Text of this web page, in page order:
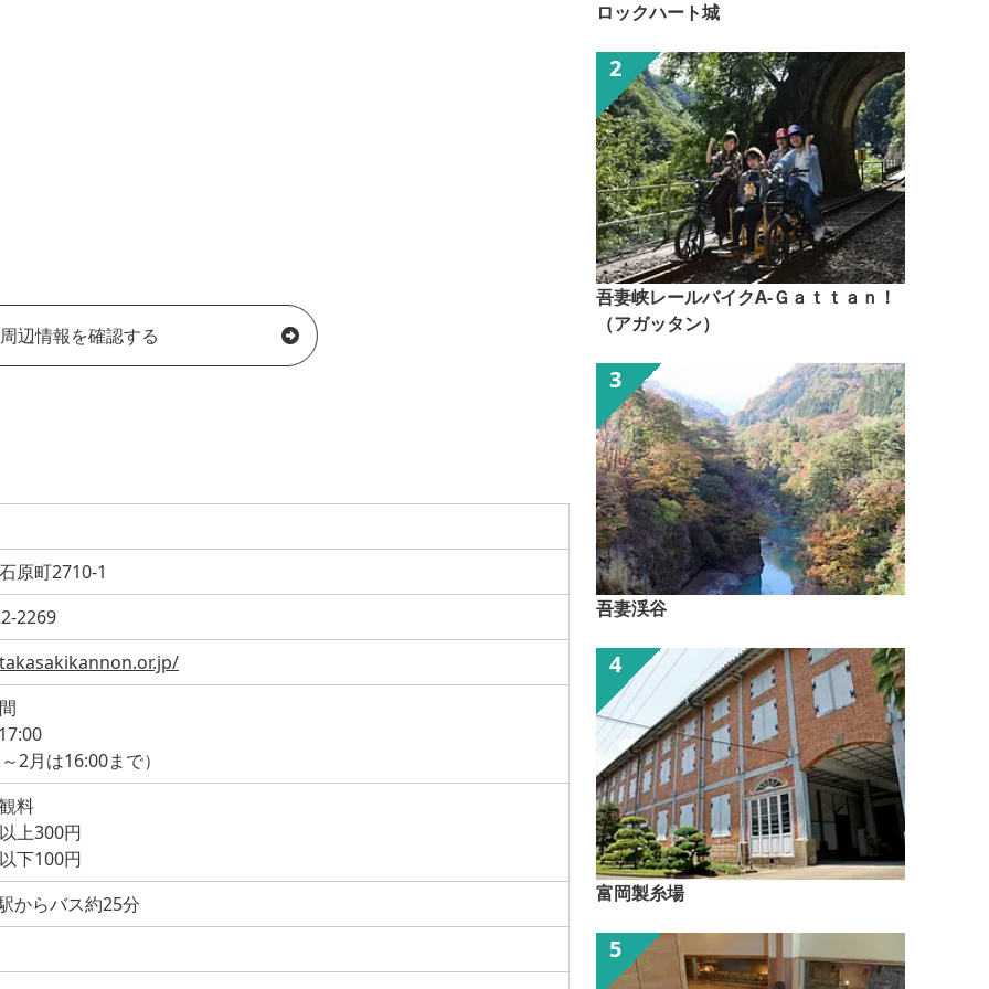
周辺情報を確認する
原町2710-1
2269
2月は16:00まで）
料
上300円
下100円
からバス約25分
ロックハート城
吾妻峡レールバイクA-Ｇａｔｔａｎ！
（アガッタン）
吾妻渓谷
富岡製糸場